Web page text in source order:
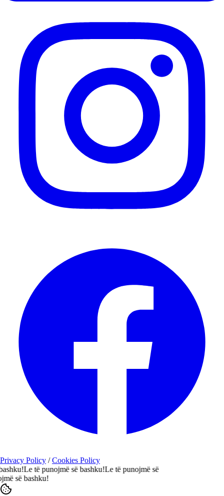
Privacy Policy /Cookies Policy
Le të punojmë së bashku!Le të punojmë së
së bashku!